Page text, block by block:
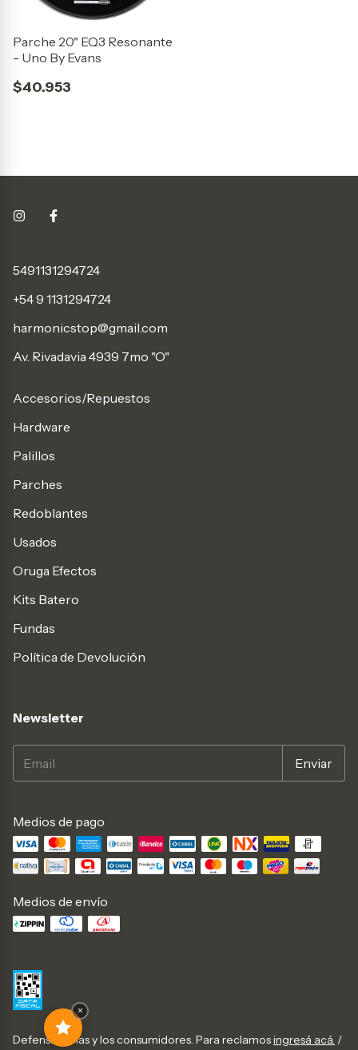
Parche 20" EQ3 Resonante
- Uno By Evans
$40.953
5491131294724
+54 9 1131294724
harmonicstop@gmail.com
Av. Rivadavia 4939 7mo "O"
Accesorios/Repuestos
Hardware
Palillos
Parches
Redoblantes
Usados
Oruga Efectos
Kits Batero
Fundas
Política de Devolución
Newsletter
Medios de pago
Medios de envío
Defensa de las y los consumidores. Para reclamosingresá acá. /
×